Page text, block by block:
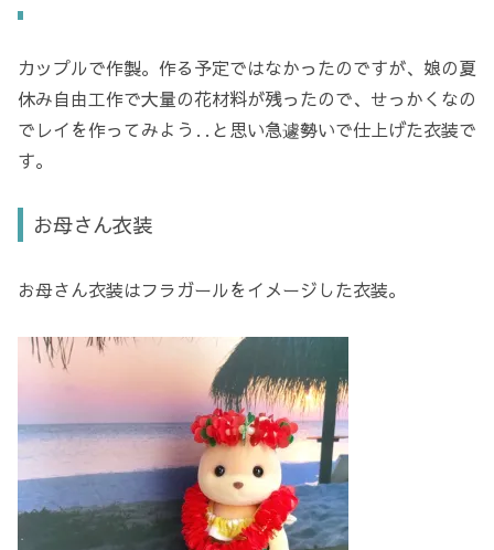
カップルで作製。作る予定ではなかったのですが、娘の夏
休み自由工作で大量の花材料が残ったので、せっかくなの
でレイを作ってみよう‥と思い急遽勢いで仕上げた衣装で
す。
お母さん衣装
お母さん衣装はフラガールをイメージした衣装。